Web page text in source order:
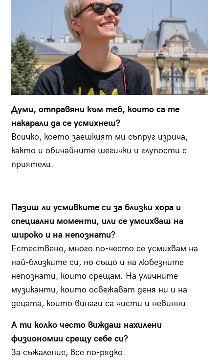
Думи, отправяни към теб, които са те
накарали да се усмихнеш?
Всичко, което заешкият ми съпруг изрича,
както и обичайните шегички и глупости с
приятели.
Пазиш ли усмивките си за близки хора и
специални моменти, или се умсихваш на
широко и на непознати?
Естествено, много по-често се усмихвам на
най-близките си, но също и на любезните
непознати, които срещам. На уличните
музиканти, които освежават деня ни и на
децата, които винаги са чисти и невинни.
А ти колко често виждаш нахилени
физиономии срещу себе си?
За съжаление, все по-рядко.